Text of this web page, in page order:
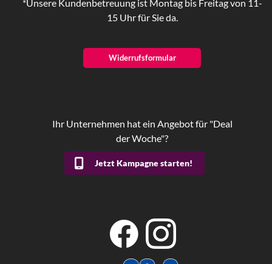
*Unsere Kundenbetreuung ist Montag bis Freitag von 11-
15 Uhr für Sie da.
Widerrufsformular
Ihr Unternehmen hat ein Angebot für "Deal
der Woche"?
Jetzt Kampagne starten!